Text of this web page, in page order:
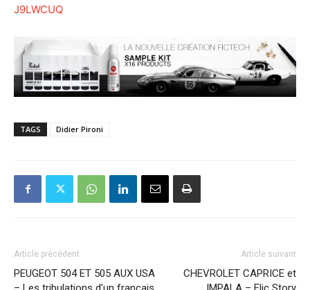
J9LWCUQ
TAGS Didier Pironi
Article précédent
PEUGEOT 504 ET 505 AUX USA
Article suivant
CHEVROLET CAPRICE et